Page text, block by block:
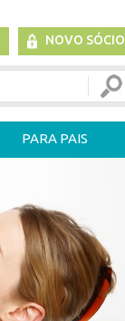
NOVO SÓCIO
PARA PAIS